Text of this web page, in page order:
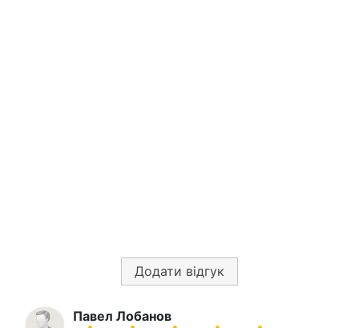
Додати відгук
Павел Лобанов